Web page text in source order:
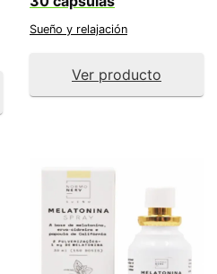
Sueño y relajación
Ver producto